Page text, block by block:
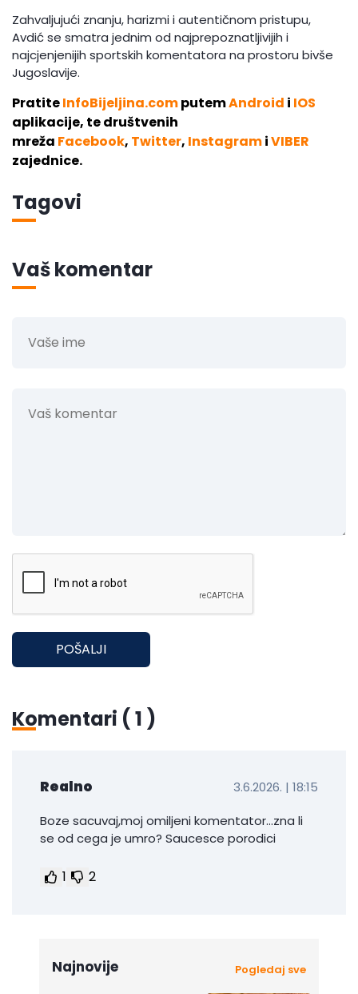
Zahvaljujući znanju, harizmi i autentičnom pristupu,
Avdić se smatra jednim od najprepoznatljivijih i
najcjenjenijih sportskih komentatora na prostoru bivše
Jugoslavije.
PratiteInfoBijeljina.computemAndroid i IOS
aplikacije, te društvenih
mreža Facebook, Twitter, InstagramiVIBER
zajednice.
Tagovi
Vaš komentar
POŠALJI
Komentari (1 )
Realno
3.6.2026. | 18:15
Boze sacuvaj,moj omiljeni komentator...zna li
se od cega je umro? Saucesce porodici
1 2
Najnovije Pogledaj sve